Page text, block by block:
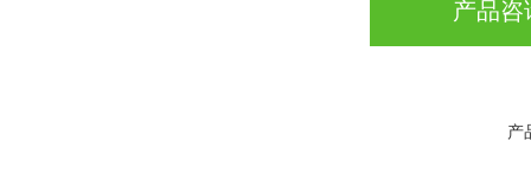
产品咨
产